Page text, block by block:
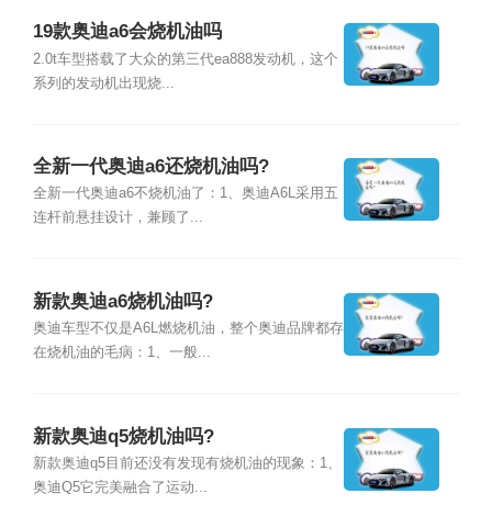
19款奥迪a6会烧机油吗
2.0t车型搭载了大众的第三代ea888发动机，这个
系列的发动机出现烧...
全新一代奥迪a6还烧机油吗?
全新一代奥迪a6不烧机油了：1、奥迪A6L采用五
连杆前悬挂设计，兼顾了...
新款奥迪a6烧机油吗?
奥迪车型不仅是A6L燃烧机油，整个奥迪品牌都存
在烧机油的毛病：1、一般...
新款奥迪q5烧机油吗?
新款奥迪q5目前还没有发现有烧机油的现象：1、
奥迪Q5它完美融合了运动...